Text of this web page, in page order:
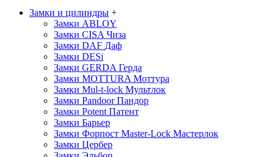
Замки и цилиндры +
Замки ABLOY
Замки CISA Чиза
Замки DAF Даф
Замки DESi
Замки GERDA Герда
Замки MOTTURA Моттура
Замки Mul-t-lock Мультлок
Замки PandoorПандор
Замки Potent Патент
Замки Барьер
Замки Форпост Master-Lock Мастерлок
Замки Цербер